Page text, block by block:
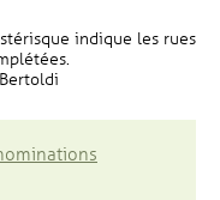
indique les rues